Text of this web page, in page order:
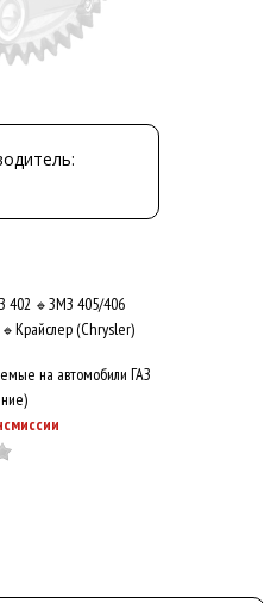
402 🔹 ЗМЗ 405/406
🔹 Крайслер (Chrysler)
на автомобили ГАЗ